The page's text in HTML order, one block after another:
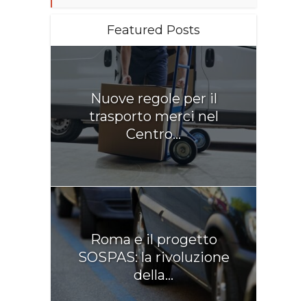
Featured Posts
Nuove regole per il
trasporto merci nel
Centro...
Roma e il progetto
SOSPAS: la rivoluzione
della...